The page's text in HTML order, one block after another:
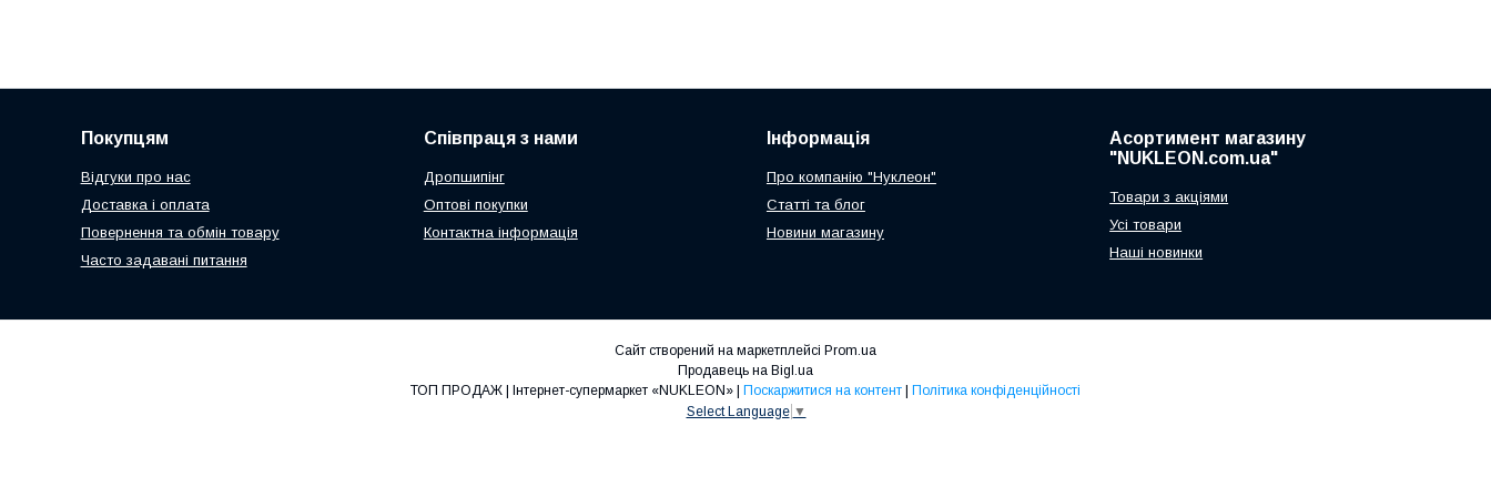
Покупцям
Відгуки про нас
Доставка і оплата
Повернення та обмін товару
Часто задавані питання
Співпраця з нами
Дропшипінг
Оптові покупки
Контактна інформація
Інформація
Про компанію "Нуклеон"
Статті та блог
Новини магазину
Асортимент магазину
"NUKLEON.com.ua"
Товари з акціями
Усі товари
Наші новинки
Сайт створений на маркетплейсі Prom.ua
Продавець на Bigl.ua
ТОП ПРОДАЖ | Інтернет-супермаркет «NUKLEON» | Поскаржитися на контент | Політика конфіденційності
Select Language ▼